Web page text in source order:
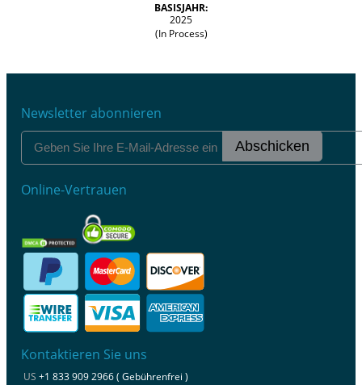
BASISJAHR:
2025
(In Process)
Newsletter abonnieren
Abschicken
Online-Vertrauen
Kontaktieren Sie uns
US +1 833 909 2966 ( Gebührenfrei )